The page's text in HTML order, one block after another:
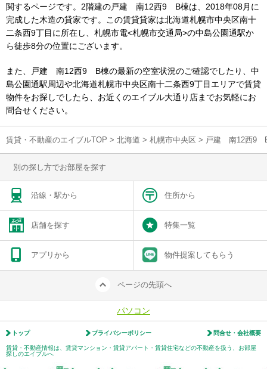
関するページです。2階建の戸建 南12西9 B棟は、2018年08月に
完成した木造の貸家です。この賃貸貸家は北海道札幌市中央区南十
二条西9丁目に所在し、札幌市電<札幌市交通局>の中島公園通駅か
ら徒歩8分の位置にございます。
また、戸建 南12西9 B棟の最新の空室状況のご確認でしたり、中
島公園通駅周辺や北海道札幌市中央区南十二条西9丁目エリアで賃貸
物件をお探しでしたら、お近くのエイブル大通り店までお気軽にお
問合せください。
賃貸・不動産のエイブルTOP > 北海道 > 札幌市中央区 > 戸建 南12西9 B
別の探し方でお部屋を探す
沿線・駅から 住所から
店舗を探す 特集一覧
アプリから 物件提案してもらう
ページの先頭へ
パソコン
トップ プライバシーポリシー 問合せ・会社概要
賃貸・不動産情報は、賃貸マンション・賃貸アパート・賃貸住宅などの不動産を扱う、お部屋
探しのエイブルへ